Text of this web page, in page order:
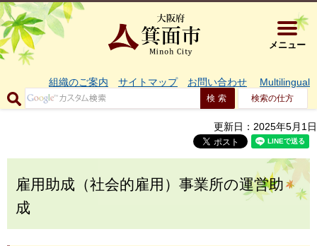
大阪府箕
メニュー
組織のご案内 サイトマップ お問い合わせ Multilingual
検索の仕方
更新日：2025年5月1日
雇用助成（社会的雇用）事業所の運営助
成